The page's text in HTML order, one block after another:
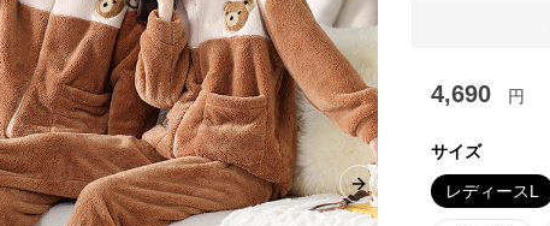
Next slide
4,690 円
サイズ
レディースL